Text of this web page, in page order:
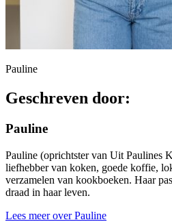
Pauline
Geschreven door:
Pauline
Pauline (oprichtster van Uit Paulines
liefhebber van koken, goede koffie,
verzamelen van kookboeken. Haar
draad in haar leven.
Lees meer over Pauline